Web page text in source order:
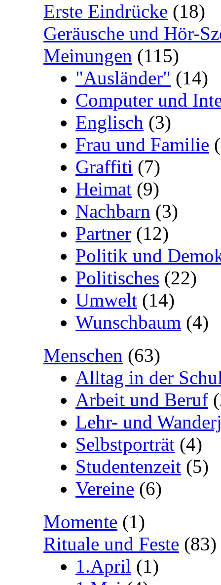
Erste Eindrücke (18)
Geräusche und Hör-
Meinungen (115)
"Ausländer" (14)
Computer und
Englisch (3)
Frau und Familie
Graffiti (7)
Heimat (9)
Nachbarn (3)
Partner (12)
Politik und
Politisches (22)
Umwelt (14)
Wunschbaum (4)
Menschen (63)
Alltag in der
Arbeit und Beruf
Lehr- und
Selbstporträt (4)
Studentenzeit (5)
Vereine (6)
Momente (1)
Rituale und Feste (83)
1.April (1)